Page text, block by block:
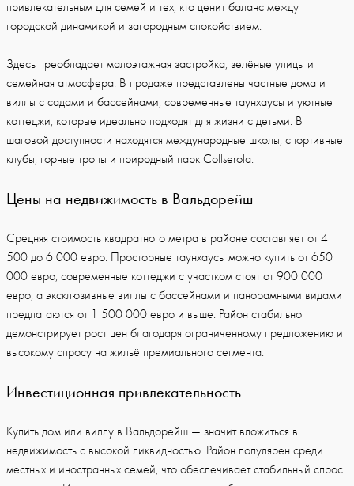
привлекательным для семей и тех, кто ценит баланс между
городской динамикой и загородным спокойствием.
Здесь преобладает малоэтажная застройка, зелёные улицы и
семейная атмосфера. В продаже представлены частные дома и
виллы с садами и бассейнами, современные таунхаусы и уютные
коттеджи, которые идеально подходят для жизни с детьми. В
шаговой доступности находятся международные школы, спортивные
клубы, горные тропы и природный парк Collserola.
Цены на недвижимость в Вальдорейш
Средняя стоимость квадратного метра в районе составляет от 4
500 до 6 000 евро. Просторные таунхаусы можно купить от 650
000 евро, современные коттеджи с участком стоят от 900 000
евро, а эксклюзивные виллы с бассейнами и панорамными видами
предлагаются от 1 500 000 евро и выше. Район стабильно
демонстрирует рост цен благодаря ограниченному предложению и
высокому спросу на жильё премиального сегмента.
Инвестиционная привлекательность
Купить дом или виллу в Вальдорейш — значит вложиться в
недвижимость с высокой ликвидностью. Район популярен среди
местных и иностранных семей, что обеспечивает стабильный спрос